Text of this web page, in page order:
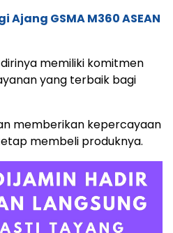
GSMA M360 ASEAN
memiliki komitmen
yang terbaik bagi
memberikan kepercayaan
membeli produknya.